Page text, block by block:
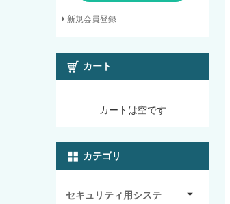
新規会員登録
カート
カートは空です
カテゴリ
セキュリティ用システ